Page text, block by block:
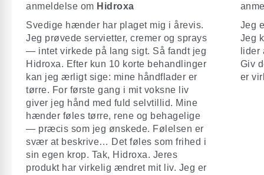
anmeldelse om Hidroxa
Svedige hænder har plaget mig i årevis.
Jeg prøvede servietter, cremer og sprays
— intet virkede på lang sigt. Så fandt jeg
Hidroxa. Efter kun 10 korte behandlinger
kan jeg ærligt sige: mine håndflader er
tørre. For første gang i mit voksne liv
giver jeg hånd med fuld selvtillid. Mine
hænder føles tørre, rene og behagelige
— præcis som jeg ønskede. Følelsen er
svær at beskrive… Det føles som frihed i
sin egen krop. Tak, Hidroxa. Jeres
produkt har virkelig ændret mit liv. Jeg er
Jeg
Jeg
lider
Giv
er